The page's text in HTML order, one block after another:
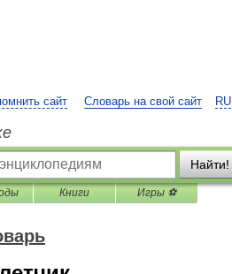
RU
сайт Словарь на свой сайт
Найти!
Книги Игры ⚽